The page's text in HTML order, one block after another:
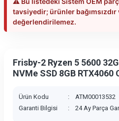
tavsiyedir; ürünler
değerlendirilemez.
Frisby-2 Ryzen 5 5600
NVMe SSD 8GB RTX4060
Ürün Kodu :
ATM00013532
Garanti Bilgisi
: 24 Ay Parça